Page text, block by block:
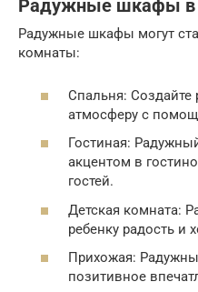
Радужные шкафы в
Радужные шкафы могут
комнаты:
Спальня:
атмосферу с
Гостиная:
акцентом в
гостей.
Детская комната:
ребенку радость и
Прихожая:
позитивное